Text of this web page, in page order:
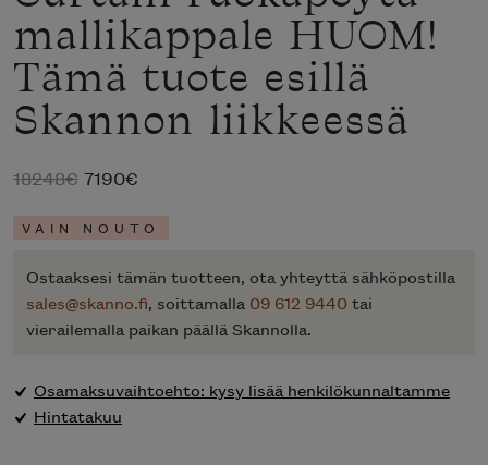
mallikappale HUOM!
Tämä tuote esillä
Skannon liikkeessä
18248€ Alkuperäinen
oli:
7190€
on:
VAIN NOUTO
Ostaaksesi tämän tuotteen, ota yhteyttä sähköpostilla
sales@skanno.fi, soittamalla 09 612 9440 tai
vierailemalla paikan päällä Skannolla.
Osamaksuvaihtoehto: kysy lisää henkilökunnaltamme
Hintatakuu